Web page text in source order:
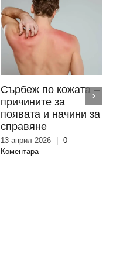
Сърбеж по кожата –
причините за
появата и начини за
справяне
13 април 2026
0
Коментара